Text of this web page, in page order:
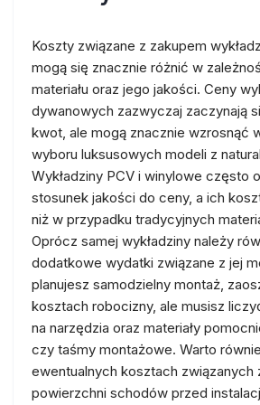
Koszty związane z zakupem
mogą się znacznie różnić w
materiału oraz jego jakości. Ceny
dywanowych zazwyczaj zaczynają
kwot, ale mogą znacznie wzrosnąć
wyboru luksusowych modeli z
Wykładziny PCV i winylowe często
stosunek jakości do ceny, a ich
niż w przypadku tradycyjnych
Oprócz samej wykładziny należy
dodatkowe wydatki związane z jej
planujesz samodzielny montaż,
kosztach robocizny, ale musisz
na narzędzia oraz materiały
czy taśmy montażowe. Warto
ewentualnych kosztach związanych
powierzchni schodów przed